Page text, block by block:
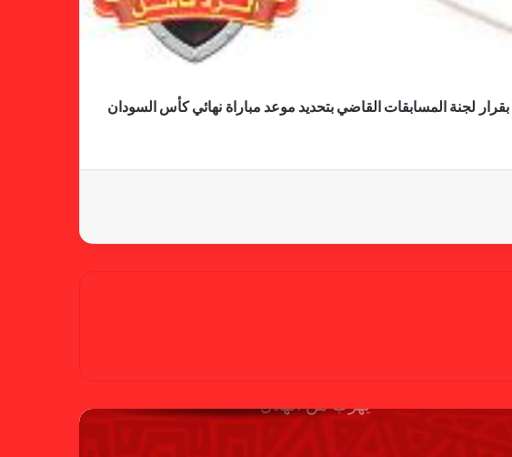
لجنة المسابقات القاضي بتحديد موعد مباراة نهائي كأس السودان
خطوة مريخية جديدة بشأن الشكوى
كاميرا خفية.. الهلال يخدع أنصاره
شكوى الهلال.. خطوة مريخية وغضب
بسبب “الصفر الدولي” .. ريجيكامب
يهرب من الهلال